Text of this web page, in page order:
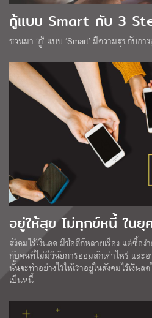
กู้แบบ Smart กับ 3
ชวนมา ‘กู้’ แบบ ‘Smart’ มีความสุขกับก
อยู่ให้สุข ไม่ทุกข์หนี้ ในยุ
สังคมไร้เงินสด มีข้อดีก็หลายเรื่อง แต่ซื้อ
กับคนที่ไม่มีวินัยการออมสักเท่าไหร่ และ
นั้นจะทำอย่างไรให้เราอยู่ในสังคมไร้เงิน
เป็นหนี้